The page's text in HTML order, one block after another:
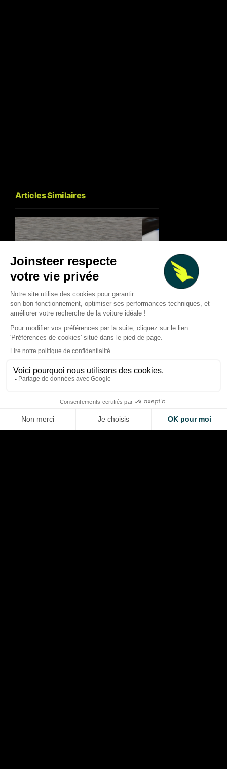
LA VOITURE DE VOS RÊVES
Articles Similaires
Racing Bulls : l’échec de
Barcelone 2024 qui a
déclenché la progression de
2026
Aug 9, 2026
F1 2026 : les
Aug 8, 2026